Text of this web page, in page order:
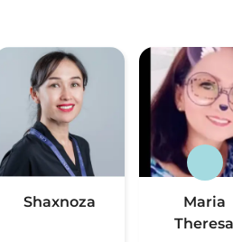
Shaxnoza
Maria
Theresa